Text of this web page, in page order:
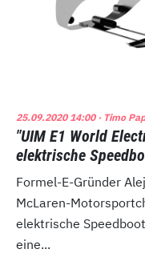
25.09.2020 14:00· Timo
"UIM E1 World
elektrische
Formel-E-Gründer
McLaren-
elektrische
eine...